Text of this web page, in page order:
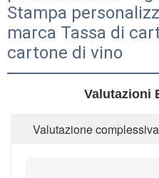
Valutazioni
Valutazione complessiva